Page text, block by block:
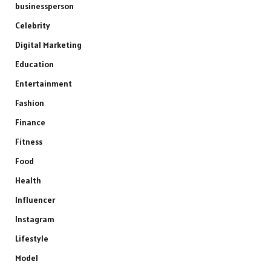
businessperson
Celebrity
Digital Marketing
Education
Entertainment
Fashion
Finance
Fitness
Food
Health
Influencer
Instagram
Lifestyle
Model